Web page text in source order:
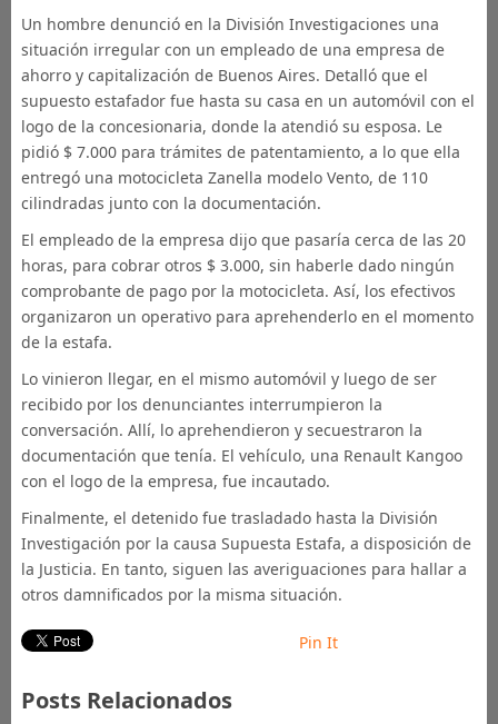
Un hombre denunció en la División Investigaciones una
situación irregular con un empleado de una empresa de
ahorro y capitalización de Buenos Aires. Detalló que el
supuesto estafador fue hasta su casa en un automóvil con el
logo de la concesionaria, donde la atendió su esposa. Le
pidió $ 7.000 para trámites de patentamiento, a lo que ella
entregó una motocicleta Zanella modelo Vento, de 110
cilindradas junto con la documentación.
El empleado de la empresa dijo que pasaría cerca de las 20
horas, para cobrar otros $ 3.000, sin haberle dado ningún
comprobante de pago por la motocicleta. Así, los efectivos
organizaron un operativo para aprehenderlo en el momento
de la estafa.
Lo vinieron llegar, en el mismo automóvil y luego de ser
recibido por los denunciantes interrumpieron la
conversación. Allí, lo aprehendieron y secuestraron la
documentación que tenía. El vehículo, una Renault Kangoo
con el logo de la empresa, fue incautado.
Finalmente, el detenido fue trasladado hasta la División
Investigación por la causa Supuesta Estafa, a disposición de
la Justicia. En tanto, siguen las averiguaciones para hallar a
otros damnificados por la misma situación.
Pin It
Posts Relacionados